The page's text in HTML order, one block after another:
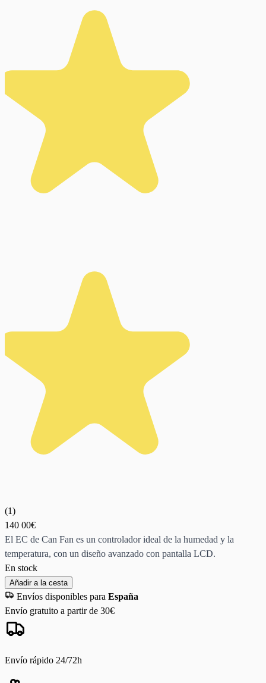
(1)
140 00€
El EC de Can Fan es un controlador ideal de la humedad y la
temperatura, con un diseño avanzado con pantalla LCD.
En stock
Añadir a la cesta
Envíos disponibles para España
Envío gratuito a partir de 30€
Envío rápido 24/72h